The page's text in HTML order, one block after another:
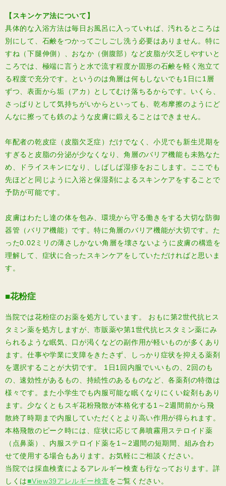
【スキンケア法について】
具体的な入浴方法は毎日お風呂に入っていれば、汚れるところは
別にして、石鹸をつかってごしごし洗う必要はありません。特に
すね（下腿伸側）、おなか（側腹部）など皮脂が欠乏しやすいと
ころでは、極端に言うと水で流す程度か固形の石鹸を軽く泡立て
る程度で充分です。というのは角層は何もしないでも1日に1層
ずつ、表面から垢（アカ）としてむけ落ちるからです。いくら、
さっぱりとして気持ちがいからといっても、乾布摩擦のようにど
んなに擦っても鉄のような皮膚に鍛えることはできません。
年配者の乾皮症（皮脂欠乏症）だけでなく、小児でも新生児期を
すぎると皮脂の分泌が少なくなり、角層のバリア機能も未熟なた
め、ドライスキンになり、しばしば湿疹をおこします。ここでも
先ほどと同じように入浴と保湿剤によるスキンケアをすることで
予防が可能です。
皮膚はわたし達の体を包み、環境から守る働きをする大切な防御
器管（バリア機能）です。特に角層のバリア機能が大切です。た
った0.02ミリの薄さしかない角層を壊さないように皮膚の構造を
理解して、症状に合ったスキンケアをしていただければと思いま
す。
■花粉症
当院では花粉症のお薬を処方しています。 おもに第2世代抗ヒス
タミン薬を処方しますが、市販薬や第1 世代抗ヒスタミン薬にみ
られるような眠気、口が渇くなどの副作用が軽いものが多くあり
ます。仕事や学業に支障をきたさず、しっかり症状を抑える薬剤
を選択することが大切です。
1 日1 回内服でいいもの、 2回のも
の、速効性があるもの、持続性のあるものなど、各薬剤の特徴は
様々です。また小学生でも内服可能な眠くなりにくい錠剤もあり
ます。少なくともスギ花粉飛散が本格化する 1 ～ 2週間前から飛
散終了時期まで内服していただくとより高い作用が得られます。
本格飛散のピーク時には、症状に応じて鼻噴霧用ステロイド薬
（点鼻薬）、内服ステロイド薬を1 ～ 2週間の短期間、組み合わ
せて使用する場合もあります。お気軽にご相談ください。
当院では採血検査によるアレルギー検査も行なっております。詳
しくは■View39アレルギー検査をご覧ください。